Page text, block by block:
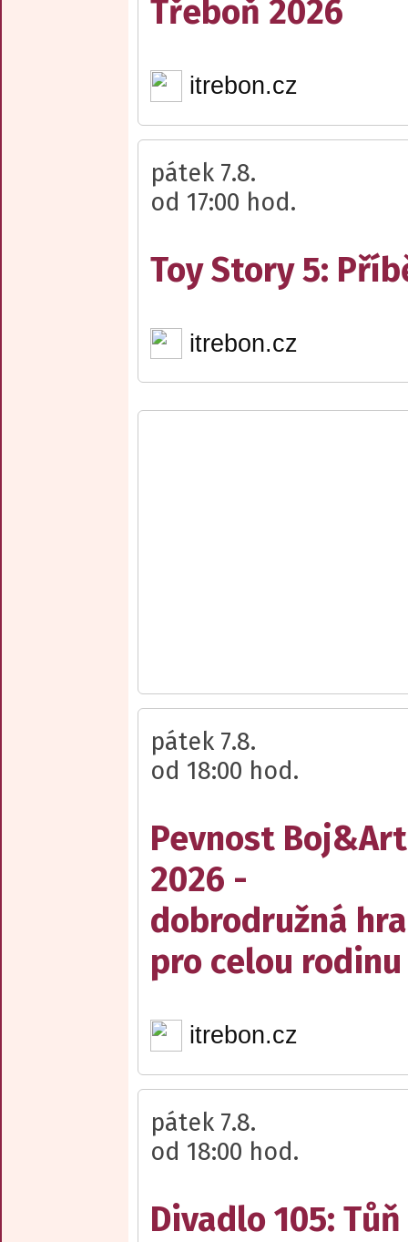
Třeboň 2026
itrebon.cz
pátek 7.8.
od 17:00 hod.
Toy Story 5:
itrebon.cz
pátek 7.8.
od 18:00 hod.
Pevnost Boj&Art
2026 -
dobrodružná hra
pro celou rodinu
itrebon.cz
pátek 7.8.
od 18:00 hod.
Divadlo 105: Tůň